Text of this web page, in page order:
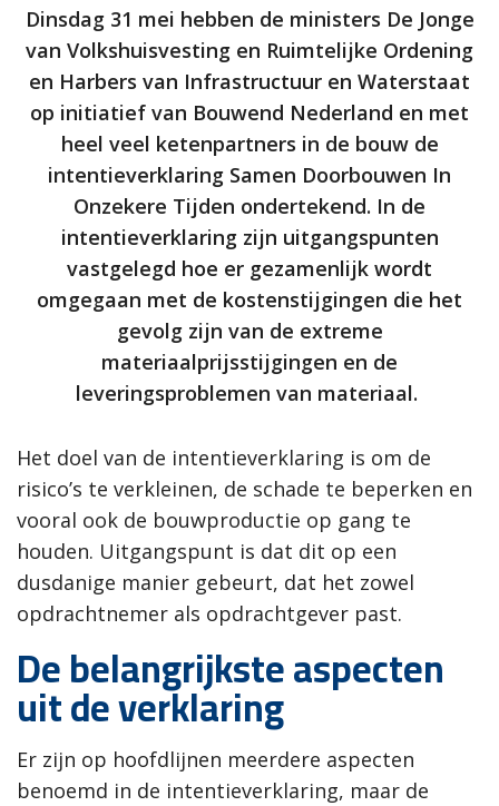
Dinsdag 31 mei hebben de ministers De Jonge
van Volkshuisvesting en Ruimtelijke Ordening
en Harbers van Infrastructuur en Waterstaat
op initiatief van Bouwend Nederland en met
heel veel ketenpartners in de bouw de
intentieverklaring Samen Doorbouwen In
Onzekere Tijden ondertekend. In de
intentieverklaring zijn uitgangspunten
vastgelegd hoe er gezamenlijk wordt
omgegaan met de kostenstijgingen die het
gevolg zijn van de extreme
materiaalprijsstijgingen en de
leveringsproblemen van materiaal.
Het doel van de intentieverklaring is om de
risico’s te verkleinen, de schade te beperken en
vooral ook de bouwproductie op gang te
houden. Uitgangspunt is dat dit op een
dusdanige manier gebeurt, dat het zowel
opdrachtnemer als opdrachtgever past.
De belangrijkste aspecten
uit de verklaring
Er zijn op hoofdlijnen meerdere aspecten
benoemd in de intentieverklaring, maar de